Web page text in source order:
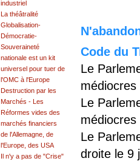
Code du
Le
Le
Le
droite le 9
industriel
La théâtralité
Globalisation-
Démocratie-
Souveraineté
nationale est un kit
universel pour tuer de
l'OMC à l'Europe
Destruction par les
Marchés - Les
Réformes vides des
marchés financiers
de l'Allemagne, de
l'Europe, des USA
Il n'y a pas de "Crise"